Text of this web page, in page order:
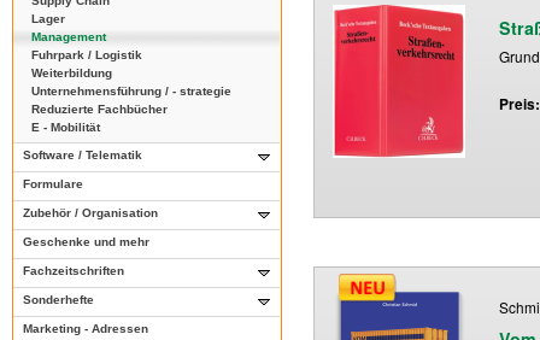
Lager
Management
Fuhrpark / Logistik
Weiterbildung
Unternehmensführung / - strategie
Reduzierte Fachbücher
E - Mobilität
Software / Telematik
Formulare
Zubehör / Organisation
Geschenke und mehr
Fachzeitschriften
Sonderhefte
Marketing - Adressen